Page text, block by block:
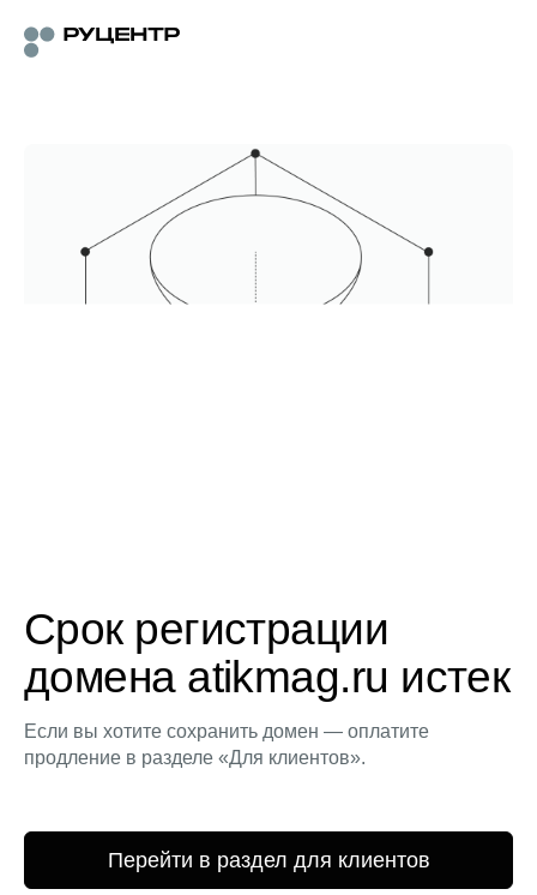
Срок регистрации
домена atikmag.ru истек
Если вы хотите сохранить домен — оплатите
продление в разделе «Для клиентов».
Перейти в раздел для клиентов